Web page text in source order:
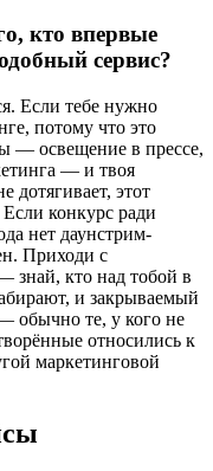
кто впервые
сервис?
Если тебе нужно
потому что это
— освещение в прессе,
— и твоя
дотягивает, этот
конкурс ради
нет даунстрим-
Приходи с
знай, кто над тобой в
и закрываемый
обычно те, у кого не
относились к
маркетинговой